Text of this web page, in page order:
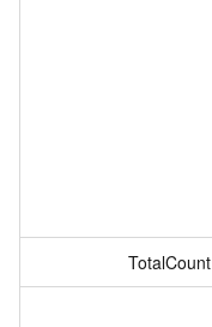
TotalCount